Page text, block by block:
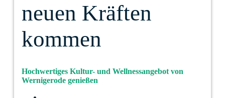
neuen Kräften
kommen
Hochwertiges Kultur- und Wellnessangebot von
Wernigerode genießen